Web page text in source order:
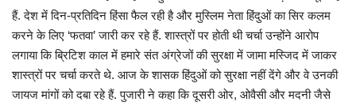
हैं. देश में दिन-प्रतिदिन हिंसा फैल रही है और मुस्लिम नेता हिंदुओं का सिर कलम
करने के लिए ‘फतवा’ जारी कर रहे हैं. शास्‍त्रों पर होती थी चर्चा उन्होंने आरोप
लगाया कि ब्रिटिश काल में हमारे संत अंग्रेजों की सुरक्षा में जामा मस्जिद में जाकर
शास्त्रों पर चर्चा करते थे. आज के शासक हिंदुओं को सुरक्षा नहीं देंगे और वे उनकी
जायज मांगों को दबा रहे हैं. पुजारी ने कहा कि दूसरी ओर, ओवैसी और मदनी जैसे